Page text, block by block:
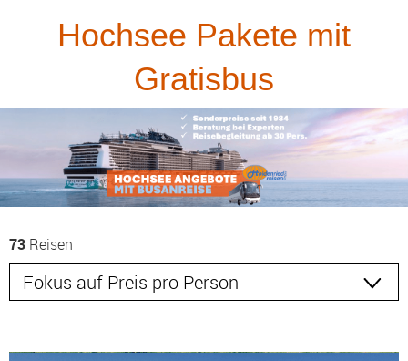
Hochsee Pakete mit
Gratisbus
73 Reisen